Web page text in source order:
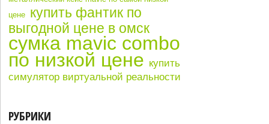
цене купить фантик по
выгодной цене в омск
сумка mavic combo
по низкой цене купить
симулятор виртуальной реальности
РУБРИКИ